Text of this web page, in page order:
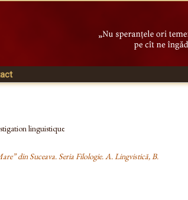
linguistique
din Suceava. Seria Filologie. A. Lingvistică, B.